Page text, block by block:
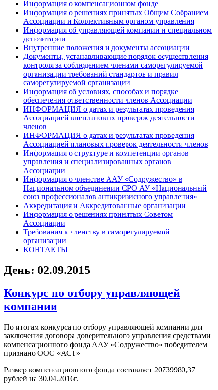
Информация о компенсационном фонде
Информация о решениях принятых Общим Собранием
Ассоциации и Коллективным органом управления
Информация об управляющей компании и специальном
депозитарии
Внутренние положения и документы ассоциации
Документы, устанавливающие порядок осуществления
контроля за соблюдением членами саморегулируемой
организации требований стандартов и правил
саморегулируемой организации
Информация об условиях, способах и порядке
обеспечения ответственности членов Ассоциации
ИНФОРМАЦИЯ о датах и результатах проведения
Ассоциацией внеплановых проверок деятельности
членов
ИНФОРМАЦИЯ о датах и результатах проведения
Ассоциацией плановых проверок деятельности членов
Информация о структуре и компетенции органов
управления и специализированных органов
Ассоциации
Информация о членстве ААУ «Содружество» в
Национальном объединении СРО АУ «Национальный
союз профессионалов антикризисного управления»
Аккредитация и Аккредитованные организации
Информация о решениях принятых Советом
Ассоциации
Требования к членству в саморегулируемой
организации
КОНТАКТЫ
День: 02.09.2015
Конкурс по отбору управляющей
компании
По итогам конкурса по отбору управляющей компании для
заключения договора доверительного управления средствами
компенсационного фонда ААУ «Содружество» победителем
признано ООО «АСТ»
Размер компенсационного фонда составляет 20739980,37
рублей на 30.04.2016г.